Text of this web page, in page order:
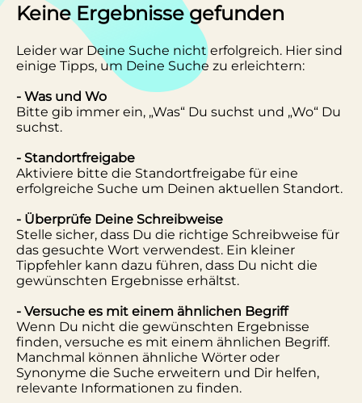
Keine Ergebnisse gefunden
Leider war Deine Suche nicht erfolgreich. Hier sind
einige Tipps, um Deine Suche zu erleichtern:
- Was und Wo
Bitte gib immer ein, „Was“ Du suchst und „Wo“ Du
suchst.
- Standortfreigabe
Aktiviere bitte die Standortfreigabe für eine
erfolgreiche Suche um Deinen aktuellen Standort.
- Überprüfe Deine Schreibweise
Stelle sicher, dass Du die richtige Schreibweise für
das gesuchte Wort verwendest. Ein kleiner
Tippfehler kann dazu führen, dass Du nicht die
gewünschten Ergebnisse erhältst.
- Versuche es mit einem ähnlichen Begriff
Wenn Du nicht die gewünschten Ergebnisse
finden, versuche es mit einem ähnlichen Begriff.
Manchmal können ähnliche Wörter oder
Synonyme die Suche erweitern und Dir helfen,
relevante Informationen zu finden.